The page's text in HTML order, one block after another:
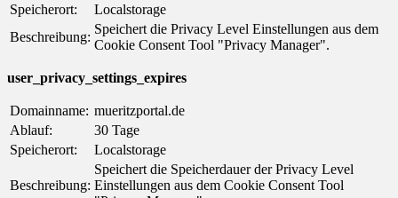
Speicherort:
Localstorage
Beschreibung:
Speichert die Privacy Level Einstellungen aus dem
Cookie Consent Tool "Privacy Manager".
user_privacy_settings_expires
Domainname: mueritzportal.de
Ablauf:
30 Tage
Speicherort:
Localstorage
Beschreibung:
Speichert die Speicherdauer der Privacy Level
Einstellungen aus dem Cookie Consent Tool